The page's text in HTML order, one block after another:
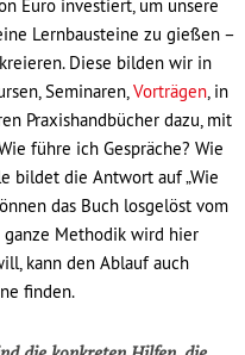
Euro investiert, um unsere
Lernbausteine zu gießen –
Diese bilden wir in
Seminaren,Vorträgen, in
Praxishandbücher dazu, mit
führe ich Gespräche? Wie
bildet die Antwort auf „Wie
das Buch losgelöst vom
Methodik wird hier
kann den Ablauf auch
finden.